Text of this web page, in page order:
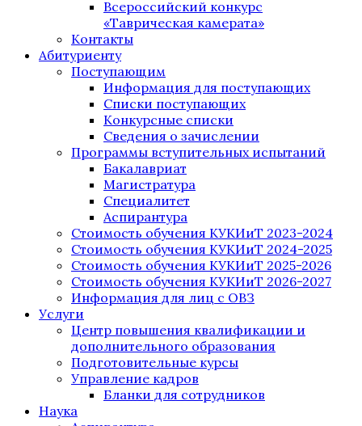
Всероссийский конкурс
«Таврическая камерата»
Контакты
Абитуриенту
Поступающим
Информация для поступающих
Списки поступающих
Конкурсные списки
Сведения о зачислении
Программы вступительных испытаний
Бакалавриат
Магистратура
Специалитет
Аспирантура
Стоимость обучения КУКИиТ 2023-2024
Стоимость обучения КУКИиТ 2024-2025
Стоимость обучения КУКИиТ 2025-2026
Стоимость обучения КУКИиТ 2026-2027
Информация для лиц с ОВЗ
Услуги
Центр повышения квалификации и
дополнительного образования
Подготовительные курсы
Управление кадров
Бланки для сотрудников
Наука